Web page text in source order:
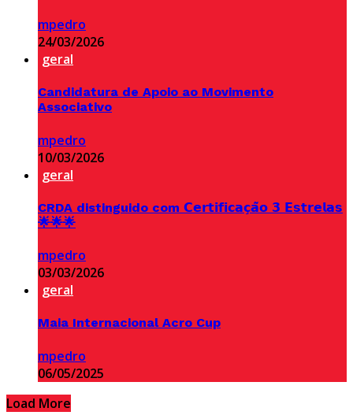
mpedro
24/03/2026
geral
Candidatura de Apoio ao Movimento
Associativo
mpedro
10/03/2026
geral
CRDA distinguido com 𝗖𝗲𝗿𝘁𝗶𝗳𝗶𝗰𝗮𝗰̧𝗮̃𝗼 𝟯 𝗘𝘀𝘁𝗿𝗲𝗹𝗮𝘀
🌟🌟🌟
mpedro
03/03/2026
geral
Maia Internacional Acro Cup
mpedro
06/05/2025
Load More